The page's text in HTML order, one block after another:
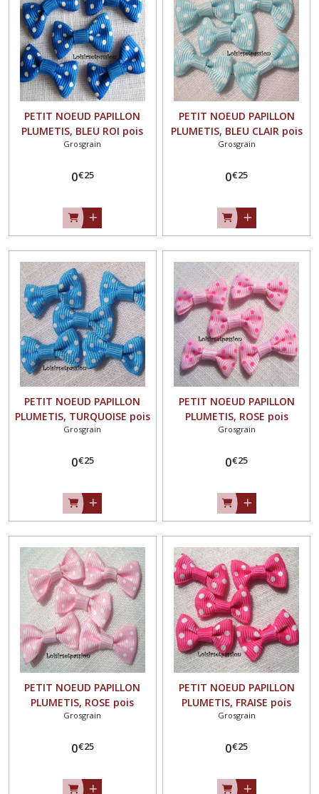
PETIT NOEUD PAPILLON
PLUMETIS, BLEU ROI pois
BLANC, Applique en Ruban
Vendu à l'unité, Couture,
N°02
Grosgrain
0€25
PETIT NOEUD PAPILLON
PLUMETIS, BLEU CLAIR pois
BLANC, Applique en Ruban
Vendu à l'unité, Couture,
N°02
Grosgrain
0€25
PETIT NOEUD PAPILLON
PLUMETIS, TURQUOISE pois
BLANC, Applique en Ruban
Vendu à l'unité, Couture,
N°02
Grosgrain
0€25
PETIT NOEUD PAPILLON
PLUMETIS, ROSE pois
FUCHSIA, Applique en Ruban
Vendu à l'unité, Couture,
N°02
Grosgrain
0€25
PETIT NOEUD PAPILLON
PLUMETIS, ROSE pois
BLANC, Applique en Ruban
Vendu à l'unité, Couture,
N°02
Grosgrain
0€25
PETIT NOEUD PAPILLON
PLUMETIS, FRAISE pois
BLANC, Applique en Ruban
Vendu à l'unité, Couture,
N°02
Grosgrain
0€25